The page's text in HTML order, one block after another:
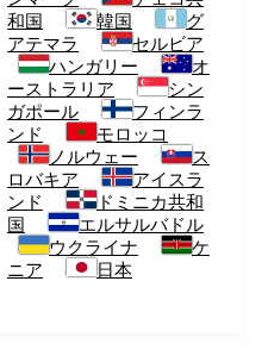
和国
韓国
グ
アテマラ
セルビア
ハンガリー
オ
ーストラリア
シン
ガポール
フィンラ
ンド
モロッコ
ノルウェー
ス
ロバキア
アイスラ
ンド
ドミニカ共和
国
エルサルバドル
ウクライナ
ケ
ニア
日本